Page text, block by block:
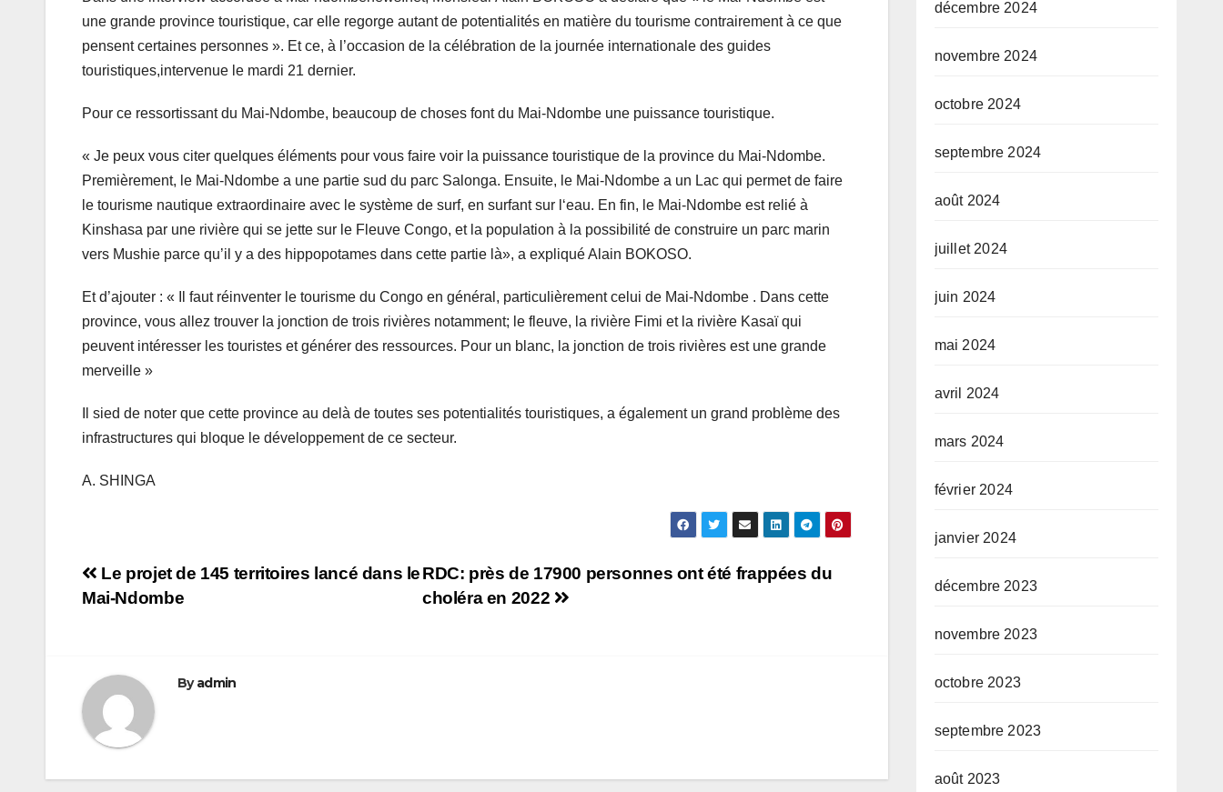
une grande province touristique, car elle regorge autant de potentialités en matière du tourisme contrairement à ce que
pensent certaines personnes ». Et ce, à l’occasion de la célébration de la journée internationale des guides
touristiques,intervenue le mardi 21 dernier.
Pour ce ressortissant du Mai-Ndombe, beaucoup de choses font du Mai-Ndombe une puissance touristique.
« Je peux vous citer quelques éléments pour vous faire voir la puissance touristique de la province du Mai-Ndombe.
Premièrement, le Mai-Ndombe a une partie sud du parc Salonga. Ensuite, le Mai-Ndombe a un Lac qui permet de faire
le tourisme nautique extraordinaire avec le système de surf, en surfant sur l‘eau. En fin, le Mai-Ndombe est relié à
Kinshasa par une rivière qui se jette sur le Fleuve Congo, et la population à la possibilité de construire un parc marin
vers Mushie parce qu’il y a des hippopotames dans cette partie là», a expliqué Alain BOKOSO.
Et d’ajouter : « Il faut réinventer le tourisme du Congo en général, particulièrement celui de Mai-Ndombe . Dans cette
province, vous allez trouver la jonction de trois rivières notamment; le fleuve, la rivière Fimi et la rivière Kasaï qui
peuvent intéresser les touristes et générer des ressources. Pour un blanc, la jonction de trois rivières est une grande
merveille »
Il sied de noter que cette province au delà de toutes ses potentialités touristiques, a également un grand problème des
infrastructures qui bloque le développement de ce secteur.
A. SHINGA
Navigation
RDC: près de 17900 personnes ont été frappées du
choléra en 2022
Le projet de 145 territoires lancé dans le
Mai-Ndombe
Byadmin
décembre 2024
novembre 2024
octobre 2024
septembre 2024
août 2024
juillet 2024
juin 2024
mai 2024
avril 2024
mars 2024
février 2024
janvier 2024
décembre 2023
novembre 2023
octobre 2023
septembre 2023
août 2023